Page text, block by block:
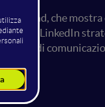
e brand, che
una LinkedIn
di